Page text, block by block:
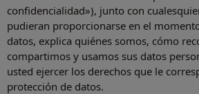
confidencialidad»), junto con
pudieran proporcionarse en el
datos, explica quiénes somos, cómo
compartimos y usamos sus datos
usted ejercer los derechos que le
protección de datos.